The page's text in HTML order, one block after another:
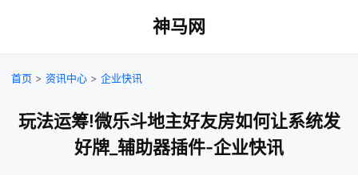
神马网
首页 > 资讯中心 > 企业快讯
玩法运筹!微乐斗地主好友房如何让系统发
好牌_辅助器插件-企业快讯